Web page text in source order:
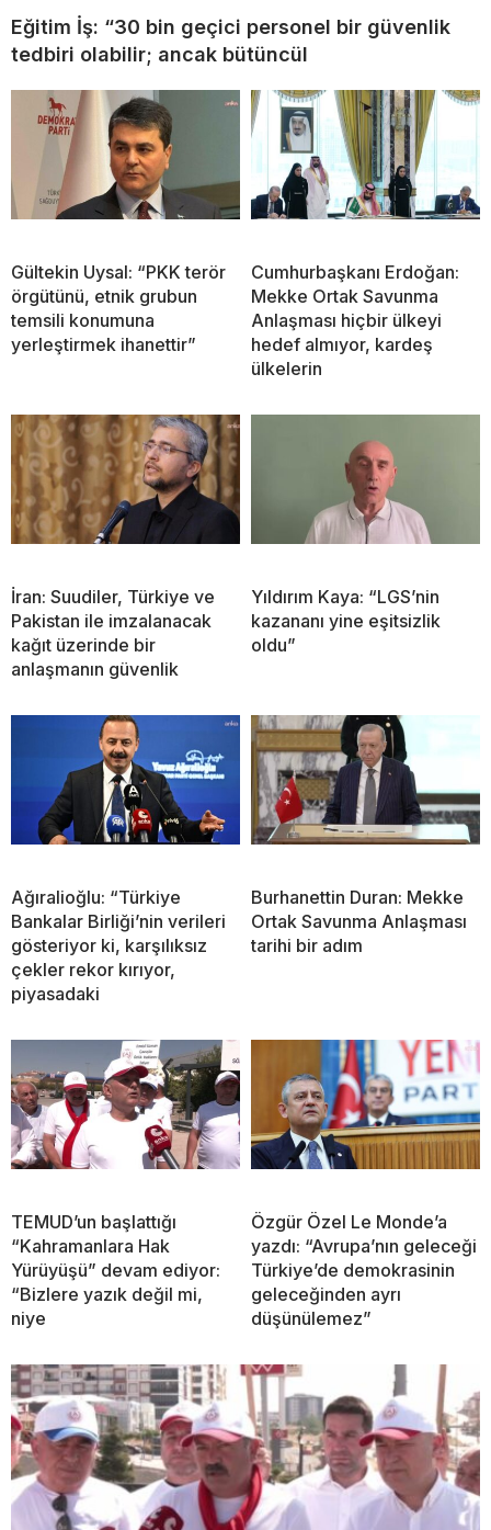
Eğitim İş: “30 bin geçici personel bir güvenlik
tedbiri olabilir; ancak bütüncül
Gültekin Uysal: “PKK terör
örgütünü, etnik grubun
temsili konumuna
yerleştirmek ihanettir”
Cumhurbaşkanı Erdoğan:
Mekke Ortak Savunma
Anlaşması hiçbir ülkeyi
hedef almıyor, kardeş
ülkelerin
İran: Suudiler, Türkiye ve
Pakistan ile imzalanacak
kağıt üzerinde bir
anlaşmanın güvenlik
Yıldırım Kaya: “LGS’nin
kazananı yine eşitsizlik
oldu”
Ağıralioğlu: “Türkiye
Bankalar Birliği’nin verileri
gösteriyor ki, karşılıksız
çekler rekor kırıyor,
piyasadaki
Burhanettin Duran: Mekke
Ortak Savunma Anlaşması
tarihi bir adım
TEMUD’un başlattığı
“Kahramanlara Hak
Yürüyüşü” devam ediyor:
“Bizlere yazık değil mi,
niye
Özgür Özel Le Monde’a
yazdı: “Avrupa’nın geleceği
Türkiye’de demokrasinin
geleceğinden ayrı
düşünülemez”